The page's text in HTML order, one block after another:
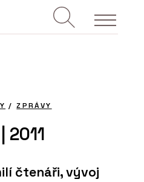
/ZPRÁVY
2011
čtenáři, vývoj